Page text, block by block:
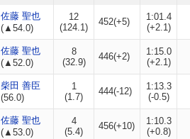
佐藤 聖也
(▲54.0)
12
(124.1)
452(+5)
1:01.4
(+2.1)
佐藤 聖也
(▲52.0)
8
(32.9)
446(+2)
1:15.0
(+2.1)
柴田 善臣
(56.0)
1
(1.7)
444(-12)
1:13.3
(-0.5)
佐藤 聖也
(▲53.0)
4
(5.4)
456(+10)
1:10.3
(+0.8)